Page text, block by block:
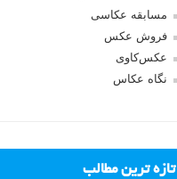
مسابقه عکاسی
فروش عکس
عکس‌کاوی
نگاه عکاس
تازه ترین مطالب